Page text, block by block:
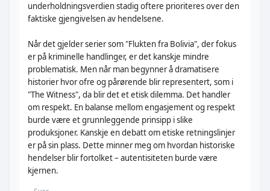
underholdningsverdien stadig oftere prioriteres over den
faktiske gjengivelsen av hendelsene.
Når det gjelder serier som "Flukten fra Bolivia", der fokus
er på kriminelle handlinger, er det kanskje mindre
problematisk. Men når man begynner å dramatisere
historier hvor ofre og pårørende blir representert, som i
"The Witness", da blir det et etisk dilemma. Det handler
om respekt. En balanse mellom engasjement og respekt
burde være et grunnleggende prinsipp i slike
produksjoner. Kanskje en debatt om etiske retningslinjer
er på sin plass. Dette minner meg om hvordan historiske
hendelser blir fortolket – autentisiteten burde være
kjernen.